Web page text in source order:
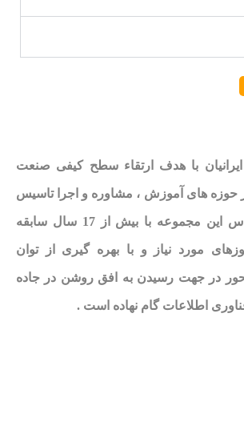
ایرانیان با هدف ارتقاء سطح کیفی صنعت
حوزه های آموزش ، مشاوره و اجرا تاسیس
گردید ، بر این اساس این مجموعه با بیش از 17 سال سابقه
مورد نیاز و با بهره گیری از توان
در جهت رسیدن به افق روشن در جاده
اطلاعات گام نهاده است .